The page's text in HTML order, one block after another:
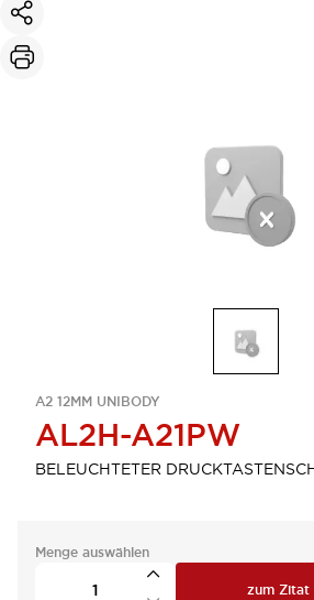
A2 12MM UNIBODY
AL2H-A21PW
BELEUCHTETER
Menge auswählen
zum Zitat